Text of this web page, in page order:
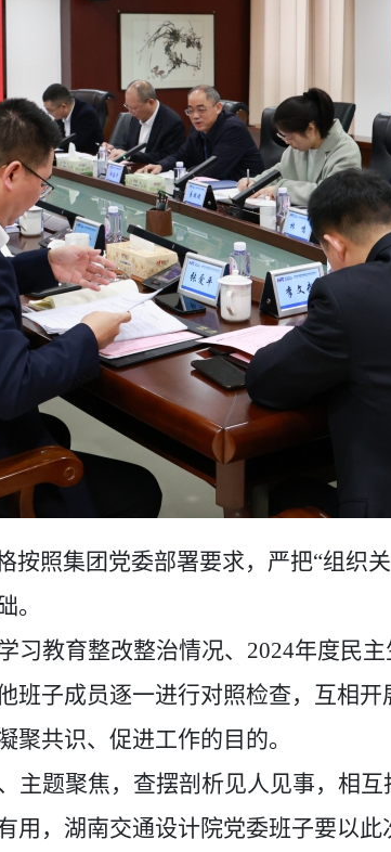
按照集团党委部署要求，严把“组织
。
习教育整改整治情况、 2024年度民
班子成员逐一进行对照检查，互相
共识、促进工作的目的。
主题聚焦，查摆剖析见人见事，相
用，湖南交通设计院党委班子要以